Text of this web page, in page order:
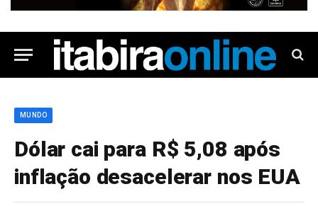
MUNDO
Dólar cai para R$ 5,08 após
inflação desacelerar nos EUA